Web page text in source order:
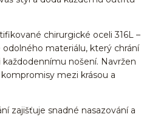
chirurgické oceli 316L –
materiálu, který chrání
nošení. Navržen
mezi krásou a
zajišťuje snadné nasazování a